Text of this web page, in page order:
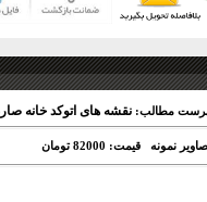
مطالب: نقشه های اتوکد خانه
قیمت: 82000 تومان